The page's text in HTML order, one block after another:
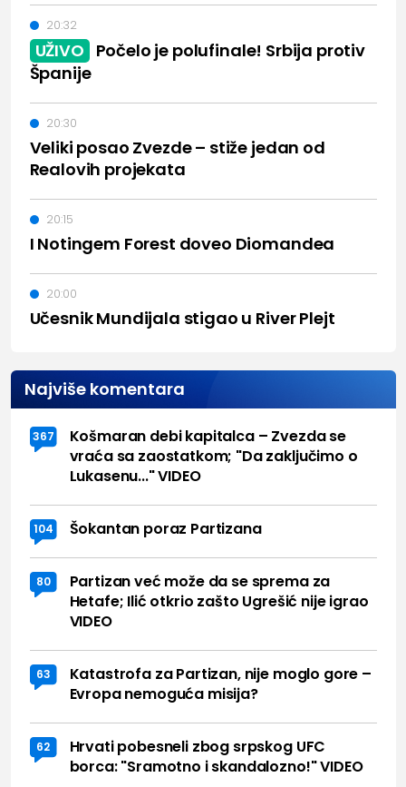
UŽIVO Počelo je polufinale! Srbija protiv
Španije
20:32
Veliki posao Zvezde – stiže jedan od
Realovih projekata
20:30
I Notingem Forest doveo Diomandea
20:15
Učesnik Mundijala stigao u River Plejt
20:00
Najviše komentara
367
Košmaran debi kapitalca – Zvezda se
vraća sa zaostatkom; "Da zaključimo o
Lukasenu..." VIDEO
104 Šokantan poraz Partizana
80
Partizan već može da se sprema za
Hetafe; Ilić otkrio zašto Ugrešić nije igrao
VIDEO
63
Katastrofa za Partizan, nije moglo gore –
Evropa nemoguća misija?
62
Hrvati pobesneli zbog srpskog UFC
borca: "Sramotno i skandalozno!" VIDEO